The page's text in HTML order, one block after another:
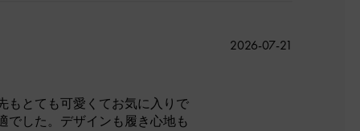
もとても可愛くてお気に入りで
でした。デザインも履き心地も
2026-07-21